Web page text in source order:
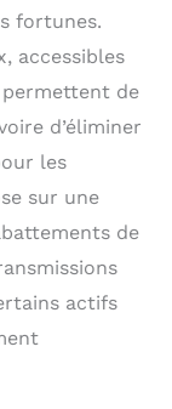
fortunes.
accessibles
de
d’éliminer
les
sur une
de
actifs